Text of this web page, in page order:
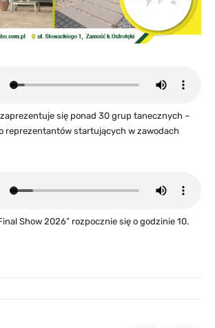
się ponad 30 grup tanecznych –
reprezentantów startujących w zawodach
Show 2026” rozpocznie się o godzinie 10.